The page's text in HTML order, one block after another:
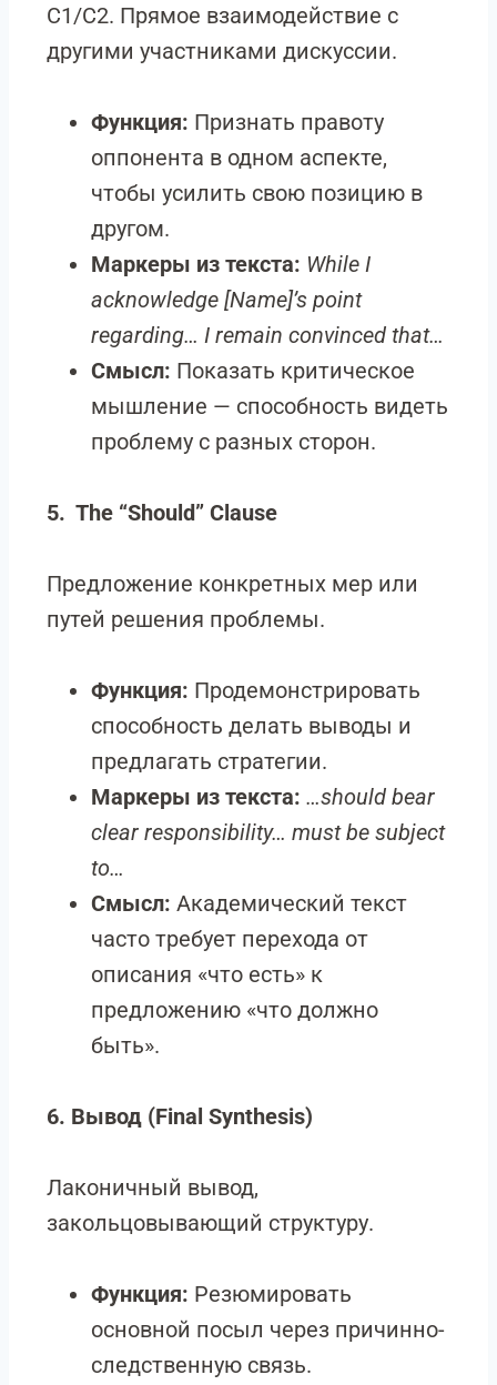
C1/C2. Прямое взаимодействие с
другими участниками дискуссии.
Функция: Признать правоту
оппонента в одном аспекте,
чтобы усилить свою позицию в
другом.
Маркеры из текста: While I
acknowledge [Name]’s point
regarding… I remain convinced that…
Смысл: Показать критическое
мышление — способность видеть
проблему с разных сторон.
5. The “Should” Clause
Предложение конкретных мер или
путей решения проблемы.
Функция: Продемонстрировать
способность делать выводы и
предлагать стратегии.
Маркеры из текста: …should bear
clear responsibility… must be subject
to…
Смысл: Академический текст
часто требует перехода от
описания «что есть» к
предложению «что должно
быть».
6. Вывод (Final Synthesis)
Лаконичный вывод,
закольцовывающий структуру.
Функция: Резюмировать
основной посыл через причинно-
следственную связь.